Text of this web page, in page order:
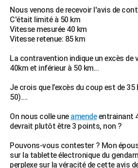
Art de vivre
Bien-être
Loisirs
Mode
Modes de vie
SANTE
Alimentation
Guide de la santé
Maladies
Médicaments
Sommeil
VOYAGE
PHOTO
BONS PLANS
CARTE DE VOEUX
Carte de Noël
Carte Bonne année
Carte Saint-Valentin
Carte Pâques
Carte d'anniversaire
DICTIONNAIRE
Dictionnaire
Biographies
Citations
Expressions
Proverbes
PROGRAMME TV
Nous venons de recevoir l'avis de
C'était limité à 50 km
Vitesse mesurée 40 km
Vitesse retenue: 85 km
La contravention indique un excès de
40km et inférieur à 50 km...
Je crois que l’excès du coup est de
50)....
On nous colle une amendeentrainant
devrait plutôt être 3 points, non ?
Pouvons-vous contester ? Mon
sur la tablette électronique du
perplexe sur la véracité de cette avis